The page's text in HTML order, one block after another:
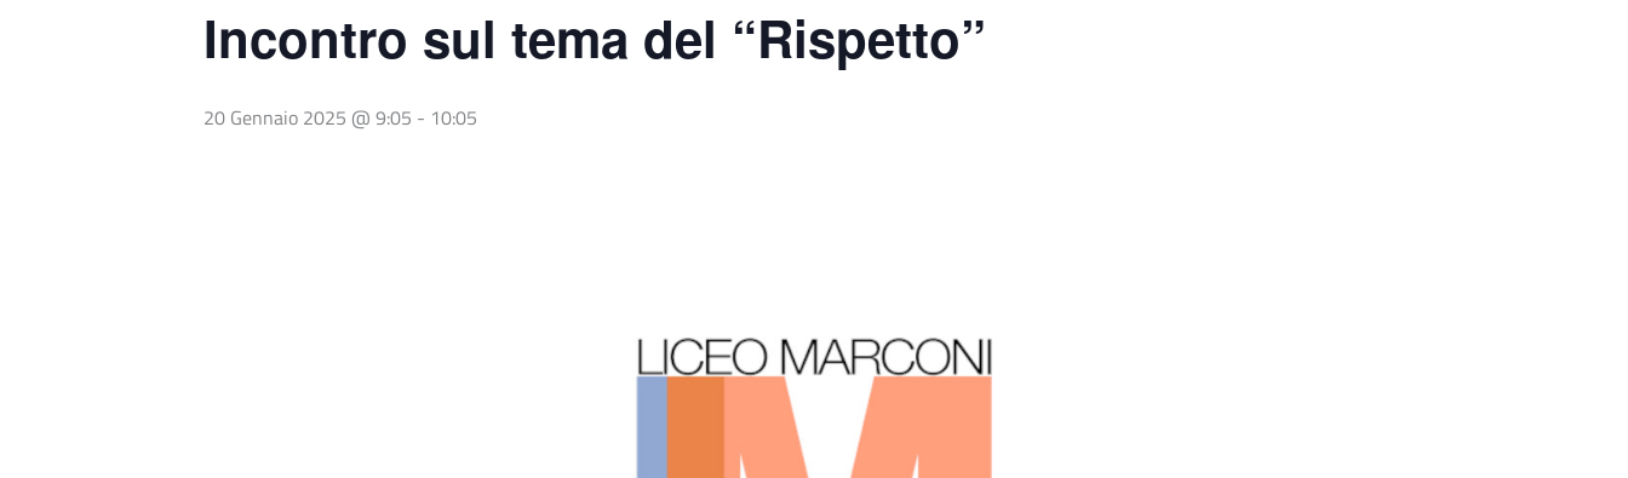
Incontro sul tema del “Rispetto”
20 Gennaio 2025 @ 9:05 - 10:05